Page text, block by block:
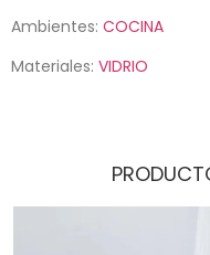
Ambientes: COCINA
Materiales: VIDRIO